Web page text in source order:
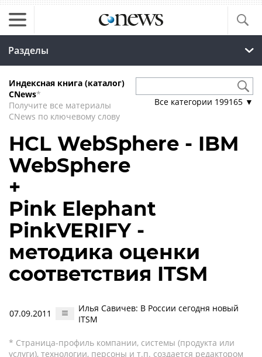
Разделы
Индексная книга (каталог)
CNews*
Получите все материалы
CNews по ключевому слову
Все категории 199165 ▼
HCL WebSphere - IBM
WebSphere
+
Pink Elephаnt
PinkVERIFY -
методика оценки
соответствия ITSM
07.09.2011
Илья Савичев: В России сегодня новый
ITSM
* Страница-профиль компании, системы (продукта или
услуги), технологии, персоны и т.п. создается редактором